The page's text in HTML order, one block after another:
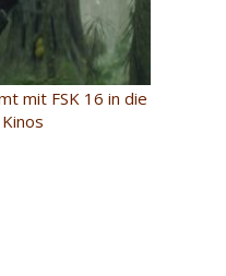
mit FSK 16 in die